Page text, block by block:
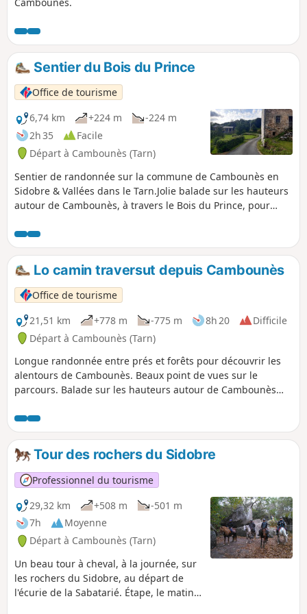
Sentier du Bois du Prince
Office de tourisme
6,74 km
+224 m
-224 m
2h 35
Facile
Départ à Cambounès (Tarn)
Sentier de randonnée sur la commune de Cambounès en
Sidobre & Vallées dans le Tarn.Jolie balade sur les hauteurs
autour de Cambounès, à travers le Bois du Prince, pour
Durencuse. À ne pas rater : une pierre plantée et les ruines
de Fourmigues. Magnifique panorama sur les vallées
avoisinantes de Cambounès.
Lo camin traversut depuis Cambounès
Office de tourisme
21,51 km
+778 m -775 m 8h 20
Difficile
Départ à Cambounès (Tarn)
Longue randonnée entre prés et forêts pour découvrir les
alentours de Cambounès. Beaux point de vues sur le
parcours. Balade sur les hauteurs autour de Cambounès
d'admirer le petit patrimoine du territoire : église des
villages et des hameaux. Mais aussi un patrimoine plus rare
"pierre plantée" et menhir.Selon votre envie vous trouverez
trois raccourcis :Raccourci 1 : de Lagrange à
CambounèsRaccourci 2 : de la Fourche à Cambounès par
CombelirouRaccourci 3 : de Fontbelle à Cambounès par le
GR®36
Tour des rochers du Sidobre
Professionnel du tourisme
29,32 km
+508 m
-501 m
7h
Moyenne
Départ à Cambounès (Tarn)
Un beau tour à cheval, à la journée, sur
les rochers du Sidobre, au départ de
l'écurie de la Sabatarié. Étape, le matin,